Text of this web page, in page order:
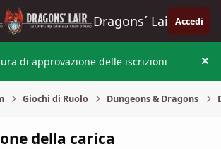
Dragons´ Lair Accedi
di approvazione delle iscrizioni
Giochi di Ruolo Dungeons & Dragons
della carica